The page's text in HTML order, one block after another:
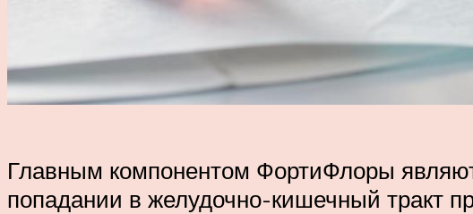
Главным компонентом ФортиФлоры
попадании в желудочно-кишечный тракт